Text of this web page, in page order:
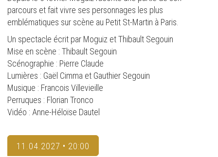
parcours et fait vivre ses personnages les plus
emblématiques sur scène au Petit St-Martin à Paris.
Un spectacle écrit par Moguiz et Thibault Segouin
Mise en scène : Thibault Segouin
Scénographie : Pierre Claude
Lumières : Gaël Cimma et Gauthier Segouin
Musique : Francois Villevieille
Perruques : Florian Tronco
Vidéo : Anne-Héloïse Dautel
11.04.2027 • 20:00